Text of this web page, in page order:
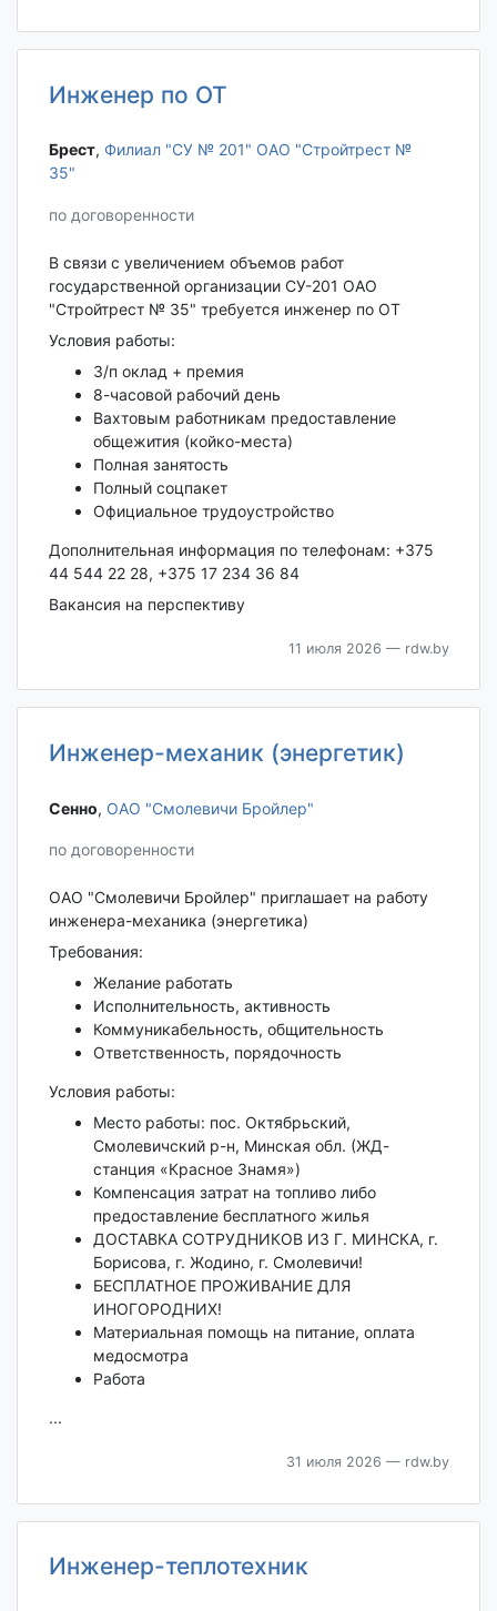
Инженер по ОТ
Брест‎, Филиал "СУ № 201" ОАО "Стройтрест №
35"
по договоренности
В связи с увеличением объемов работ
государственной организации СУ-201 ОАО
"Стройтрест № 35" требуется инженер по ОТ
Условия работы:
З/п оклад + премия
8-часовой рабочий день
Вахтовым работникам предоставление
общежития (койко-места)
Полная занятость
Полный соцпакет
Официальное трудоустройство
Дополнительная информация по телефонам: +375
44 544 22 28, +375 17 234 36 84
Вакансия на перспективу
11 июля 2026 — rdw.by
Инженер-механик (энергетик)
Сенно‎, ОАО "Смолевичи Бройлер"
по договоренности
ОАО "Смолевичи Бройлер" приглашает на работу
инженера-механика (энергетика)
Требования:
Желание работать
Исполнительность, активность
Коммуникабельность, общительность
Ответственность, порядочность
Условия работы:
Место работы: пос. Октябрьский,
Смолевичский р-н, Минская обл. (ЖД-
станция «Красное Знамя»)
Компенсация затрат на топливо либо
предоставление бесплатного жилья
ДОСТАВКА СОТРУДНИКОВ ИЗ Г. МИНСКА, г.
Борисова, г. Жодино, г. Смолевичи!
БЕСПЛАТНОЕ ПРОЖИВАНИЕ ДЛЯ
ИНОГОРОДНИХ!
Материальная помощь на питание, оплата
медосмотра
Работа
...
31 июля 2026 — rdw.by
Инженер-теплотехник